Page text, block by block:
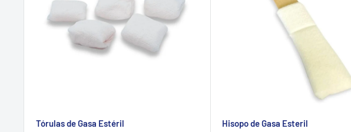
Tórulas de Gasa Estéril Hisopo de Gasa Esteril